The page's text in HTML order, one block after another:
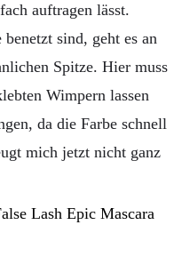
auftragen lässt.
sind, geht es an
Spitze. Hier muss
Wimpern lassen
da die Farbe schnell
mich jetzt nicht ganz